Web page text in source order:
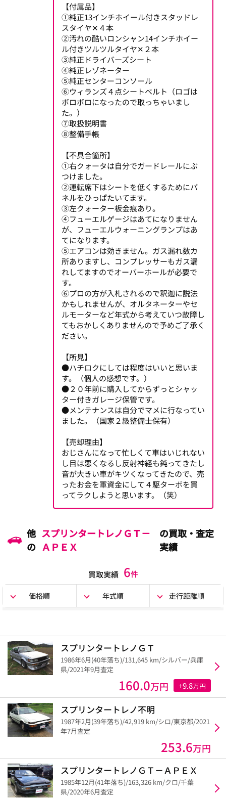
【付属品】
①純正13インチホイール付きスタッドレ
スタイヤ✕４本
②汚れの酷いロンシャン14インチホイー
ル付きツルツルタイヤ✕２本
③純正ドライバーズシート
④純正レゾネーター
⑤純正センターコンソール
⑥ウィランズ４点シートベルト（ロゴは
ボロボロになったので取っちゃいまし
た。）
⑦取扱説明書
⑧整備手帳
【不具合箇所】
①右クォータは自分でガードレールにぶ
つけました。
②運転席下はシートを低くするためにパ
ネルをひっぱたいてます。
③左クォーター板金痕あり。
④フューエルゲージはあてになりません
が、フューエルウォーニングランプはあ
てになります。
⑤エアコンは効きません。ガス漏れ数カ
所ありますし、コンプレッサーもガス漏
れしてますのでオーバーホールが必要で
す。
⑥プロの方が入札されるので釈迦に説法
かもしれませんが、オルタネーターやセ
ルモーターなど年式から考えていつ故障し
てもおかしくありませんので予めご了承く
ださい。
【所見】
●ハチロクにしては程度はいいと思いま
す。（個人の感想です。）
●２０年前に購入してからずっとシャッ
ター付きガレージ保管です。
●メンテナンスは自分でマメに行なってい
ました。（国家２級整備士保有）
【売却理由】
おじさんになって忙しくて車はいじれない
し目は悪くなるし反射神経も鈍ってきたし
音が大きい車がキツくなってきたので、売
ったお金を軍資金にして４駆ターボを買
ってラクしようと思います。（笑）
他
の
スプリンタートレノＧＴ－
ＡＰＥＸ
の買取・査定
実績
買取実績 6件
価格順 年式順 走行距離順
スプリンタートレノＧＴ
1986年6月(40年落ち)/131,645 km/シルバー/兵庫
県/2021年9月査定
160.0万円 +9.8万円
スプリンタートレノ不明
1987年2月(39年落ち)/42,919 km/シロ/東京都/2021
年7月査定
253.6万円
スプリンタートレノＧＴ－ＡＰＥＸ
1985年12月(41年落ち)/163,326 km/クロ/千葉
県/2020年6月査定